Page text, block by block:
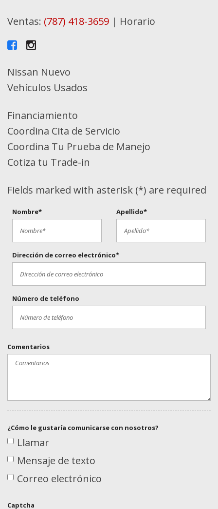
Ventas: (787) 418-3659 | Horario
Nissan Nuevo
Vehículos Usados
Financiamiento
Coordina Cita de Servicio
Coordina Tu Prueba de Manejo
Cotiza tu Trade-in
Fields marked with asterisk (*) are required
Nombre* Apellido*
Dirección de correo electrónico*
Número de teléfono
Comentarios
¿Cómo le gustaría comunicarse con nosotros?
Llamar
Mensaje de texto
Correo electrónico
Captcha